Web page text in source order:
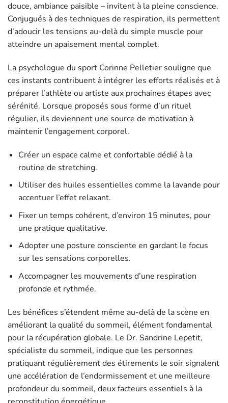
douce, ambiance paisible – invitent à la pleine conscience.
Conjugués à des techniques de respiration, ils permettent
d’adoucir les tensions au-delà du simple muscle pour
atteindre un apaisement mental complet.
La psychologue du sport Corinne Pelletier souligne que
ces instants contribuent à intégrer les efforts réalisés et à
préparer l’athlète ou artiste aux prochaines étapes avec
sérénité. Lorsque proposés sous forme d’un rituel
régulier, ils deviennent une source de motivation à
maintenir l’engagement corporel.
Créer un espace calme et confortable dédié à la
routine de stretching.
Utiliser des huiles essentielles comme la lavande pour
accentuer l’effet relaxant.
Fixer un temps cohérent, d’environ 15 minutes, pour
une pratique qualitative.
Adopter une posture consciente en gardant le focus
sur les sensations corporelles.
Accompagner les mouvements d’une respiration
profonde et rythmée.
Les bénéfices s’étendent même au-delà de la scène en
améliorant la qualité du sommeil, élément fondamental
pour la récupération globale. Le Dr. Sandrine Lepetit,
spécialiste du sommeil, indique que les personnes
pratiquant régulièrement des étirements le soir signalent
une accélération de l’endormissement et une meilleure
profondeur du sommeil, deux facteurs essentiels à la